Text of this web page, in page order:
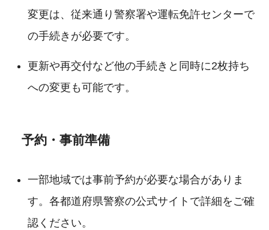
変更は、従来通り警察署や運転免許センターで
の手続きが必要です。
更新や再交付など他の手続きと同時に2枚持ち
への変更も可能です。
予約・事前準備
一部地域では事前予約が必要な場合がありま
す。各都道府県警察の公式サイトで詳細をご確
認ください。